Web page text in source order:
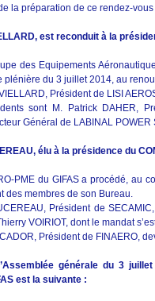
la préparation de ce rendez-
est reconduit à la
des Equipements
plénière du 3 juillet 2014, au
Président de LISI
sont M. Patrick DAHER,
Général de LABINAL POWER
élu à la présidence du
PME du GIFAS a procédé, au
des membres de son Bureau.
Président de
VOIRIOT, dont le mandat
Président de FINAERO,
générale du 3
est la suivante :